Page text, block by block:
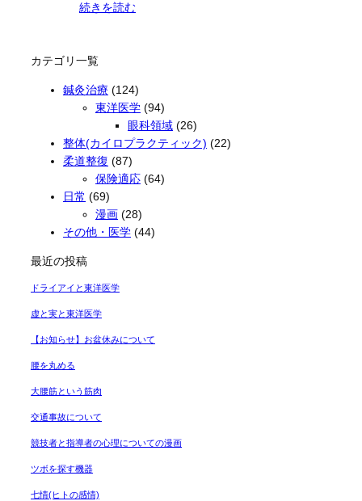
続きを読む
カテゴリ一覧
鍼灸治療 (124)
東洋医学 (94)
眼科領域 (26)
整体(カイロプラクティック) (22)
柔道整復 (87)
保険適応 (64)
日常 (69)
漫画 (28)
その他・医学 (44)
最近の投稿
ドライアイと東洋医学
虚と実と東洋医学
【お知らせ】お盆休みについて
腰を丸める
大腰筋という筋肉
交通事故について
競技者と指導者の心理についての漫画
ツボを探す機器
七情(ヒトの感情)